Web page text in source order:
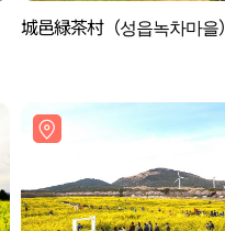
城邑緑茶村（성읍녹차마을）